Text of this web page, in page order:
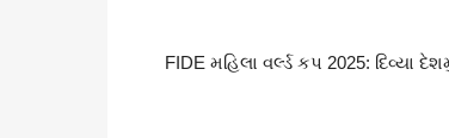
FIDE મહિલા વર્લ્ડ કપ 2025: દિવ્યા